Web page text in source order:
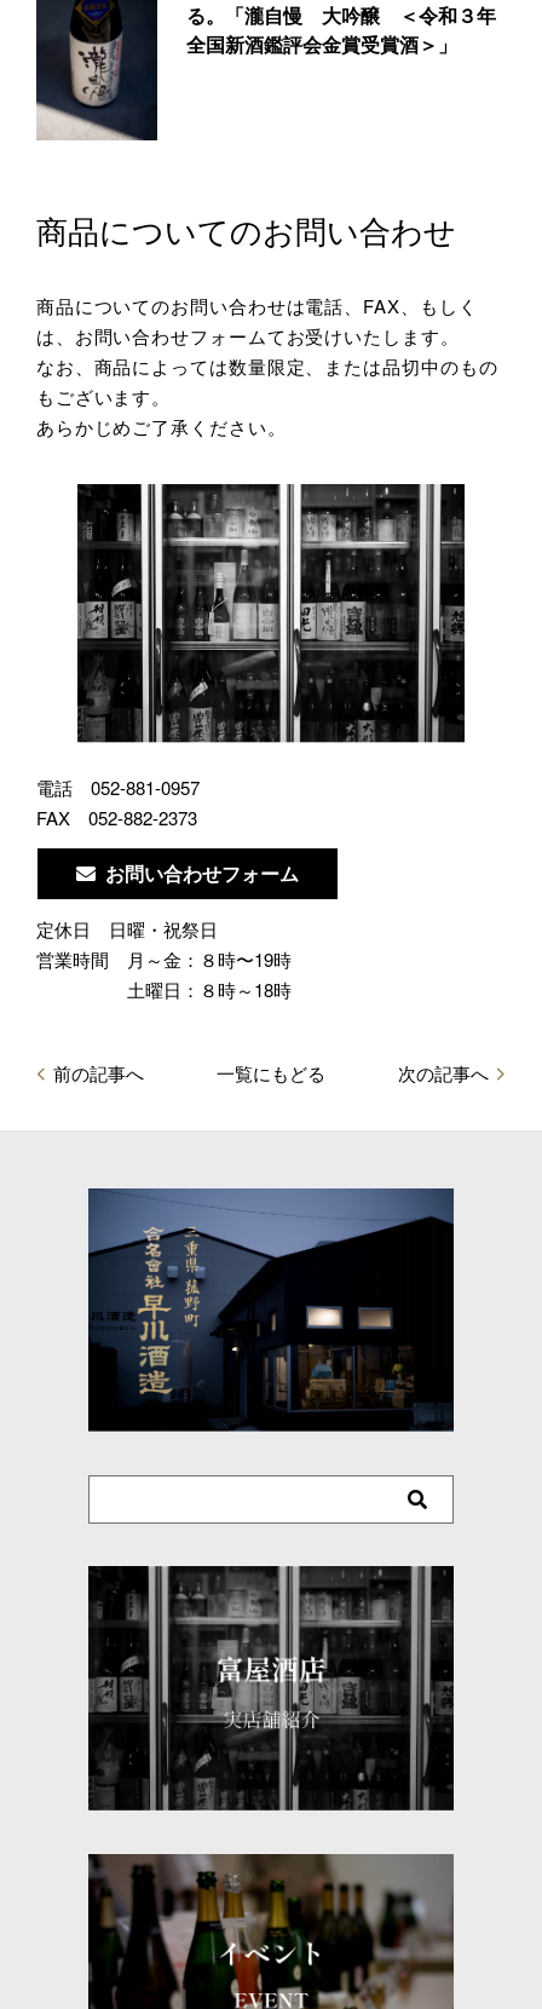
る。「瀧自慢 大吟醸 ＜令和３年
全国新酒鑑評会金賞受賞酒＞」
商品についてのお問い合わせ
商品についてのお問い合わせは電話、FAX、もしく
は、お問い合わせフォームてお受けいたします。
なお、商品によっては数量限定、または品切中のもの
もございます。
あらかじめご了承ください。
電話
052-881-0957
FAX
052-882-2373
お問い合わせフォーム
定休日
日曜・祝祭日
営業時間
月～金：８時〜19時
土曜日：８時～18時
前の記事へ 一覧にもどる 次の記事へ